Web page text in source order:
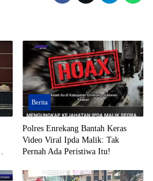
Berita
Polres Enrekang Bantah Keras
Video Viral Ipda Malik: Tak
Pernah Ada Peristiwa Itu!